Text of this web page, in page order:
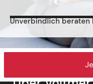
Unverbindlich beraten